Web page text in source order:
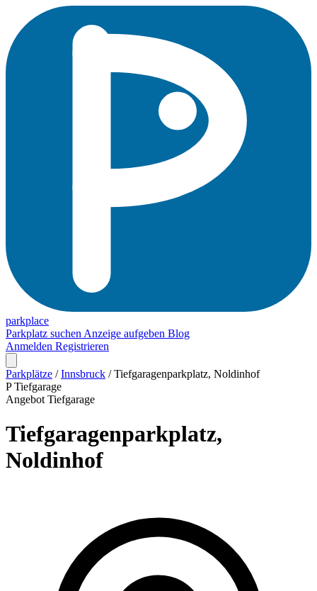
parkplace
Parkplatz suchen Anzeige aufgeben Blog
Anmelden Registrieren
Parkplätze / Innsbruck / Tiefgaragenparkplatz, Noldinhof
P Tiefgarage
Angebot Tiefgarage
Tiefgaragenparkplatz,
Noldinhof